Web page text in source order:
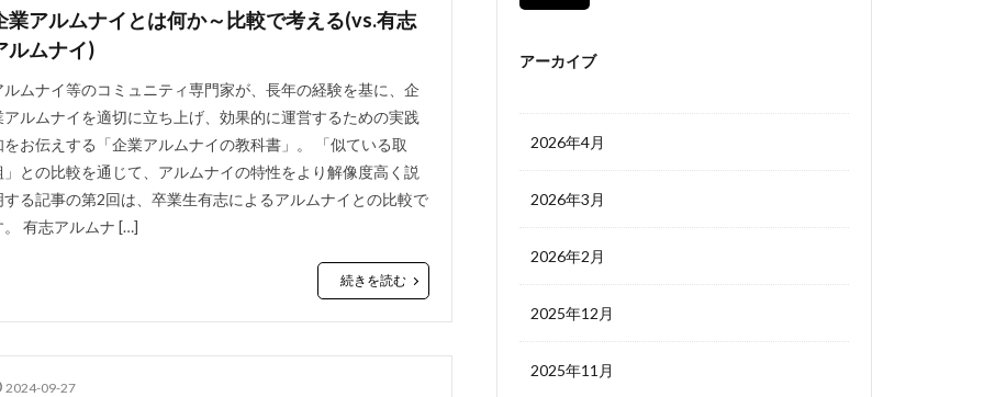
業アルムナイとは何か～比較で考える(vs.有志
ルムナイ)
ルムナイ等のコミュニティ専門家が、長年の経験を基に、企
アルムナイを適切に立ち上げ、効果的に運営するための実践
をお伝えする「企業アルムナイの教科書」。 「似ている取
」との比較を通じて、アルムナイの特性をより解像度高く説
する記事の第2回は、卒業生有志によるアルムナイとの比較で
。 有志アルムナ […]
続きを読む
2024-09-27
アーカイブ
2026年4月
2026年3月
2026年2月
2025年12月
2025年11月